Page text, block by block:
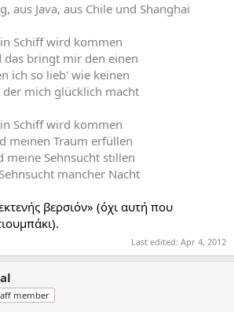
aus Java, aus Chile und Shanghai
Schiff wird kommen
das bringt mir den einen
ich so lieb' wie keinen
der mich glücklich macht
Schiff wird kommen
meinen Traum erfüllen
meine Sehnsucht stillen
mancher Nacht
βερσιόν» (όχι αυτή που
Last edited: Apr 4, 2012
member